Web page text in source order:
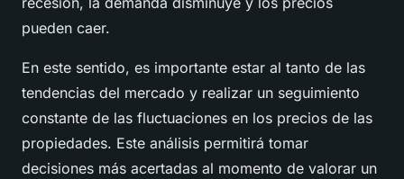
pueden caer.
En este sentido, es importante estar al tanto de las
tendencias del mercado y realizar un seguimiento
constante de las fluctuaciones en los precios de las
propiedades. Este análisis permitirá tomar
decisiones más acertadas al momento de valorar un